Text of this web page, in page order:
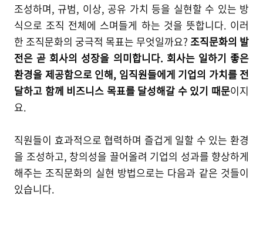
조성하며, 규범, 이상, 공유 가치 등을 실현할 수 있는 방
식으로 조직 전체에 스며들게 하는 것을 뜻합니다. 이러
한 조직문화의 궁극적 목표는 무엇일까요? 조직문화의 발
전은 곧 회사의 성장을 의미합니다. 회사는 일하기 좋은
환경을 제공함으로 인해, 임직원들에게 기업의 가치를 전
달하고 함께 비즈니스 목표를 달성해갈 수 있기 때문이지
요.
직원들이 효과적으로 협력하며 즐겁게 일할 수 있는 환경
을 조성하고, 창의성을 끌어올려 기업의 성과를 향상하게
해주는 조직문화의 실현 방법으로는 다음과 같은 것들이
있습니다.